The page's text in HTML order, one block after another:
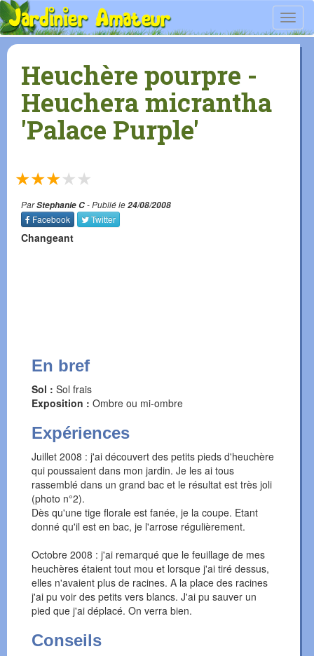
Heuchère pourpre -
Heuchera micrantha
'Palace Purple'
★
★
★
★
★
ParStephanie C- Publié le24/08/2008
Facebook
Twitter
Changeant
En bref
Sol : Sol frais
Exposition : Ombre ou mi-ombre
Expériences
Juillet 2008 : j'ai découvert des petits pieds d'heuchère
qui poussaient dans mon jardin. Je les ai tous
rassemblé dans un grand bac et le résultat est très joli
(photo n°2).
Dès qu'une tige florale est fanée, je la coupe. Etant
donné qu'il est en bac, je l'arrose régulièrement.
Octobre 2008 : j'ai remarqué que le feuillage de mes
heuchères étaient tout mou et lorsque j'ai tiré dessus,
elles n'avaient plus de racines. A la place des racines
j'ai pu voir des petits vers blancs. J'ai pu sauver un
pied que j'ai déplacé. On verra bien.
Conseils